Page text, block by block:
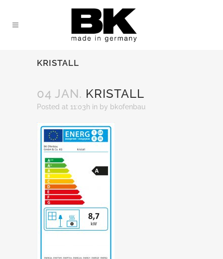
KRISTALL
04 JAN. KRISTALL
Posted at 11:03h in by bkofenbau